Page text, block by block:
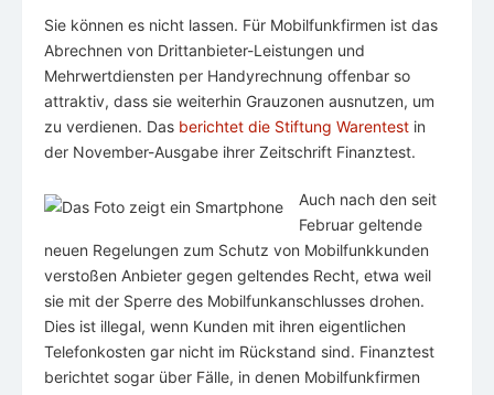
Sie können es nicht lassen. Für Mobilfunkfirmen ist das
Abrechnen von Drittanbieter-Leistungen und
Mehrwertdiensten per Handyrechnung offenbar so
attraktiv, dass sie weiterhin Grauzonen ausnutzen, um
zu verdienen. Das berichtet die Stiftung Warentest in
der November-Ausgabe ihrer Zeitschrift Finanztest.
Auch nach den seit
Februar geltende
neuen Regelungen zum Schutz von Mobilfunkkunden
verstoßen Anbieter gegen geltendes Recht, etwa weil
sie mit der Sperre des Mobilfunkanschlusses drohen.
Dies ist illegal, wenn Kunden mit ihren eigentlichen
Telefonkosten gar nicht im Rückstand sind. Finanztest
berichtet sogar über Fälle, in denen Mobilfunkfirmen